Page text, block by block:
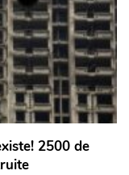
2500 de